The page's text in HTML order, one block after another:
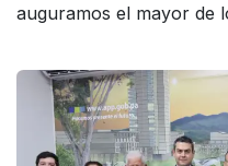
auguramos el mayor de